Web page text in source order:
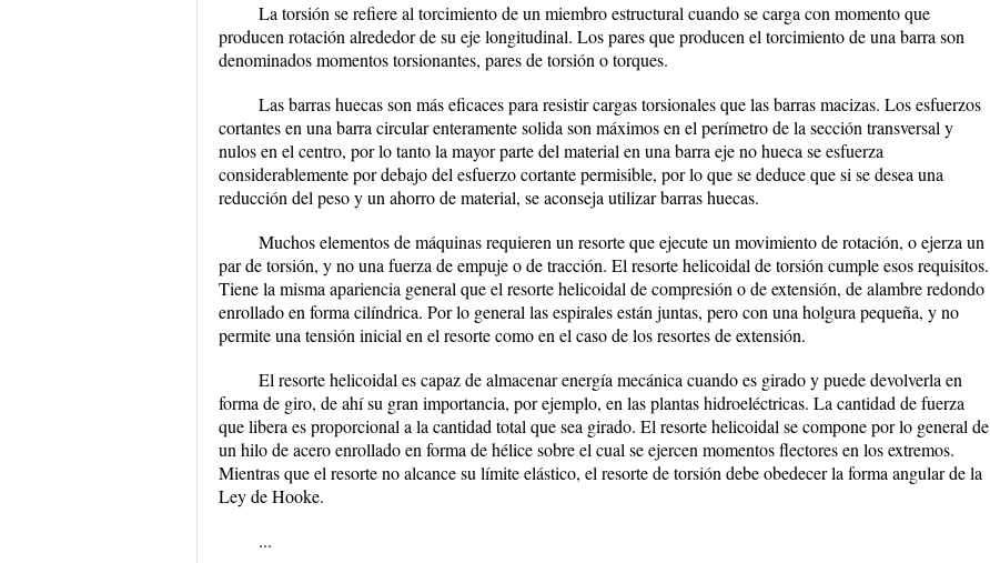
La torsión se refiere al torcimiento de un miembro estructural cuando se carga con momento que
producen rotación alrededor de su eje longitudinal. Los pares que producen el torcimiento de una barra son
denominados momentos torsionantes, pares de torsión o torques.
Las barras huecas son más eficaces para resistir cargas torsionales que las barras macizas. Los esfuerzos
cortantes en una barra circular enteramente solida son máximos en el perímetro de la sección transversal y
nulos en el centro, por lo tanto la mayor parte del material en una barra eje no hueca se esfuerza
considerablemente por debajo del esfuerzo cortante permisible, por lo que se deduce que si se desea una
reducción del peso y un ahorro de material, se aconseja utilizar barras huecas.
Muchos elementos de máquinas requieren un resorte que ejecute un movimiento de rotación, o ejerza un
par de torsión, y no una fuerza de empuje o de tracción. El resorte helicoidal de torsión cumple esos requisitos.
Tiene la misma apariencia general que el resorte helicoidal de compresión o de extensión, de alambre redondo
enrollado en forma cilíndrica. Por lo general las espirales están juntas, pero con una holgura pequeña, y no
permite una tensión inicial en el resorte como en el caso de los resortes de extensión.
El resorte helicoidal es capaz de almacenar energía mecánica cuando es girado y puede devolverla en
forma de giro, de ahí su gran importancia, por ejemplo, en las plantas hidroeléctricas. La cantidad de fuerza
que libera es proporcional a la cantidad total que sea girado. El resorte helicoidal se compone por lo general de
un hilo de acero enrollado en forma de hélice sobre el cual se ejercen momentos flectores en los extremos.
Mientras que el resorte no alcance su límite elástico, el resorte de torsión debe obedecer la forma angular de la
Ley de Hooke.
...